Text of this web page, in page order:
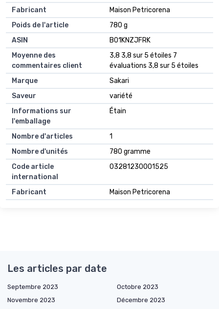
Fabricant
‎Maison Petricorena
Poids de l'article
‎780 g
ASIN
B01KNZJFRK
Moyenne des
commentaires client
3,8 3,8 sur 5 étoiles 7
évaluations 3,8 sur 5 étoiles
Marque
Sakari
Saveur
variété
Informations sur
l'emballage
Étain
Nombre d'articles
1
Nombre d'unités
780 gramme
Code article
international
03281230001525
Fabricant Maison Petricorena
Les articles par date
Septembre 2023
Octobre 2023
Novembre 2023
Décembre 2023